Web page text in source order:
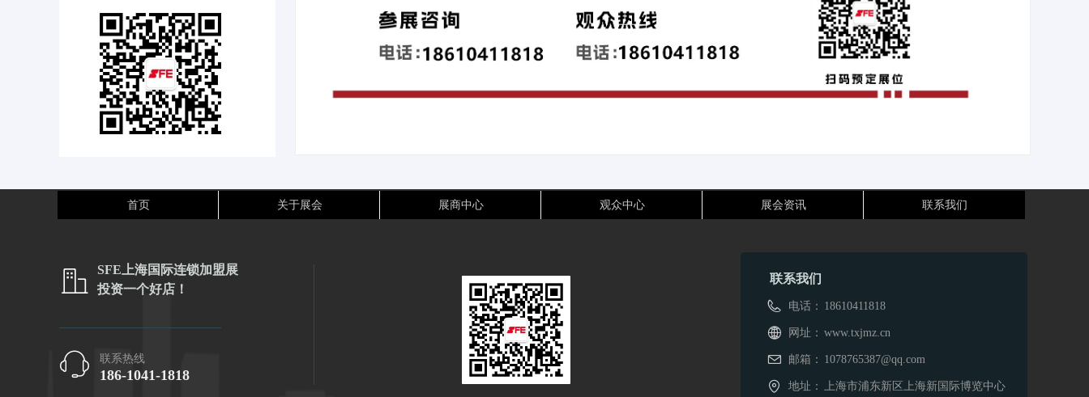
SFE上海国际连锁加盟展
投资一个好店！
ꁱ 联系热线
186-1041-1818
ꀶ 联系我们
电话： 18610411818
网址： www.txjmz.cn
邮箱： 1078765387@qq.com
地址： 上海市浦东新区上海新国际博览中心
首页 关于展会 展商中心 观众中心 展会资讯 联系我们